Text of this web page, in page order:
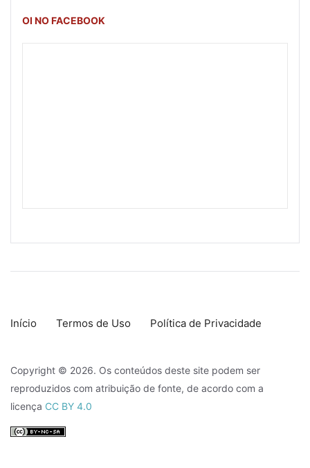
OI NO FACEBOOK
Início Termos de Uso Política de Privacidade
Copyright © 2026. Os conteúdos deste site podem ser
reproduzidos com atribuição de fonte, de acordo com a
licença CC BY 4.0